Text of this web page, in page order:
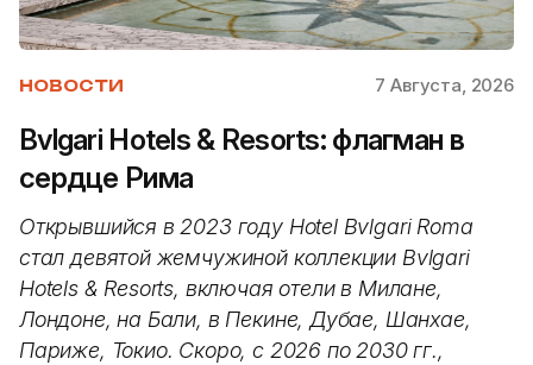
НОВОСТИ 7 Августа, 2026
Bvlgari Hotels & Resorts: флагман в
сердце Рима
Открывшийся в 2023 году Hotel Bvlgari Roma
стал девятой жемчужиной коллекции Bvlgari
Hotels & Resorts, включая отели в Милане,
Лондоне, на Бали, в Пекине, Дубае, Шанхае,
Париже, Токио. Скоро, с 2026 по 2030 гг.,